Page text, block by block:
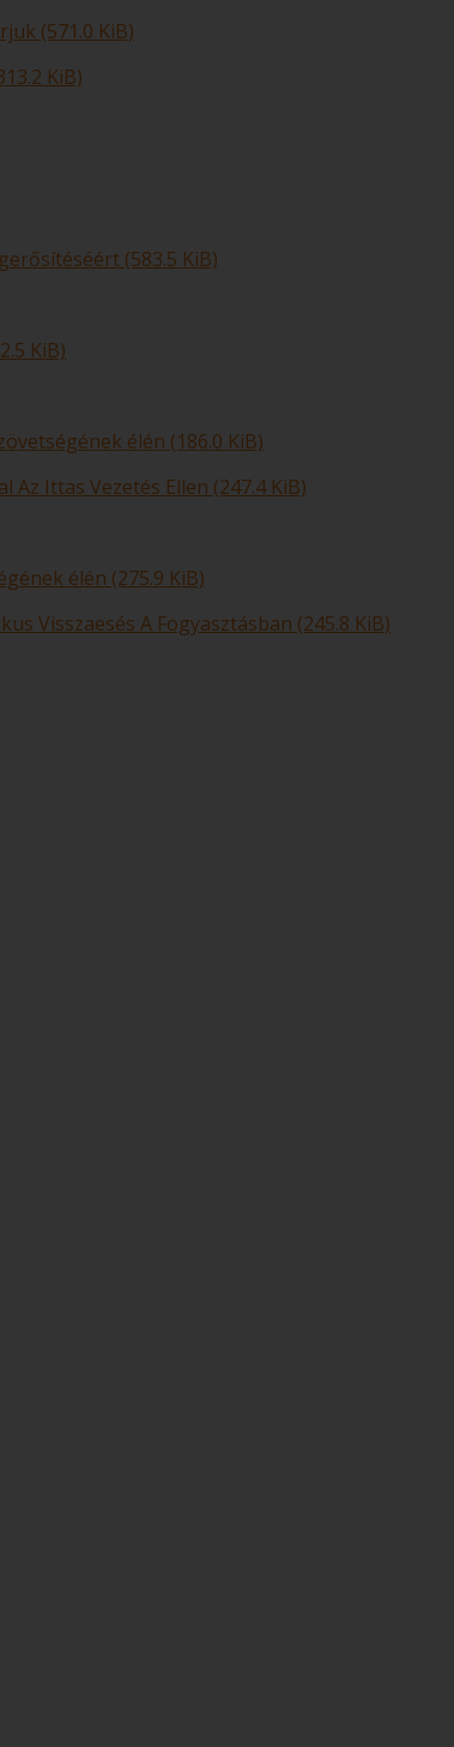
(571.0 KiB)
KiB)
(583.5 KiB)
KiB)
élén (186.0 KiB)
Az Ittas Vezetés Ellen (247.4 KiB)
élén (275.9 KiB)
Visszaesés A Fogyasztásban (245.8 KiB)